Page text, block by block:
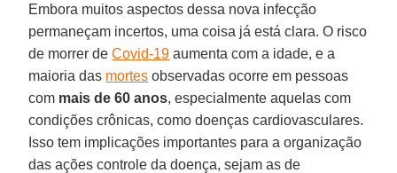
Embora muitos aspectos dessa nova infecção
permaneçam incertos, uma coisa já está clara. O risco
de morrer de Covid-19 aumenta com a idade, e a
maioria das mortes observadas ocorre em pessoas
com mais de 60 anos, especialmente aquelas com
condições crônicas, como doenças cardiovasculares.
Isso tem implicações importantes para a organização
das ações controle da doença, sejam as de